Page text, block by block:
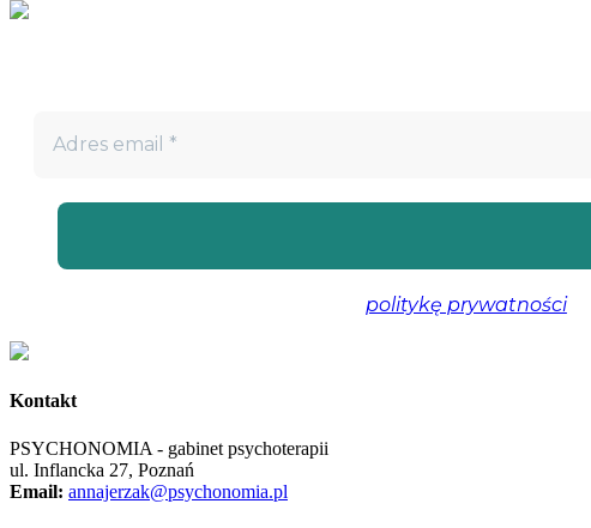
politykę prywatności,
Kontakt
PSYCHONOMIA - gabinet psychoterapii
ul. Inflancka 27, Poznań
Email: annajerzak@psychonomia.pl